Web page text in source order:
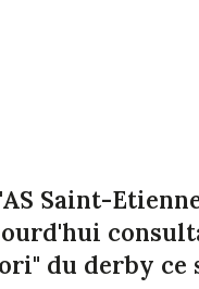
Saint-
du derby ce